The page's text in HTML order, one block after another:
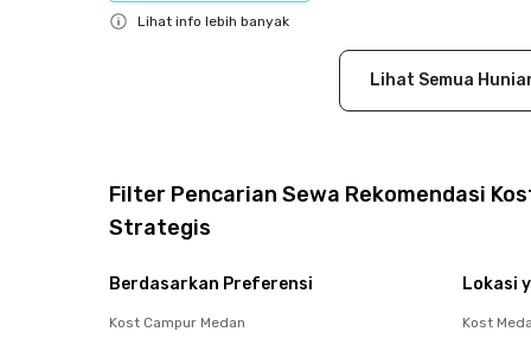
Lihat info lebih banyak
Lihat Semua
Filter Pencarian Sewa Rekomendasi
Strategis
Berdasarkan Preferensi
Kost Campur Medan
Lokasi
Kost